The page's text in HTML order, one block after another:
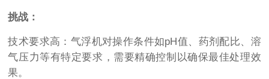
挑战：
技术要求高：气浮机对操作条件如pH值、药剂配比、溶
气压力等有特定要求，需要精确控制以确保最佳处理效
果。